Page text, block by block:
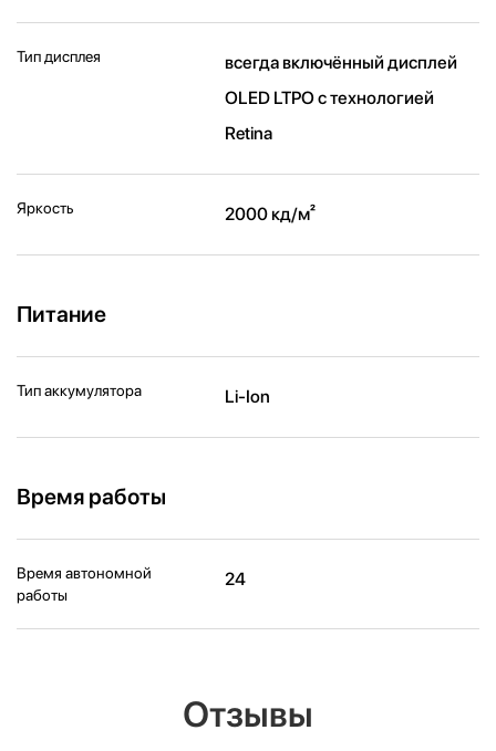
Тип дисплея
всегда включённый дисплей
OLED LTPO с технологией
Retina
Яркость 2000 кд/ м²
Питание
Тип аккумулятора Li-Ion
Время работы
Время автономной
работы
24
Отзывы